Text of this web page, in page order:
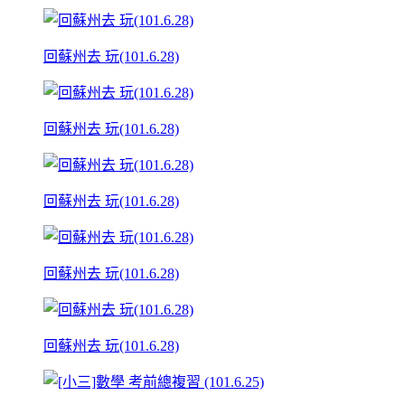
回蘇州去 玩(101.6.28)
回蘇州去 玩(101.6.28)
回蘇州去 玩(101.6.28)
回蘇州去 玩(101.6.28)
回蘇州去 玩(101.6.28)